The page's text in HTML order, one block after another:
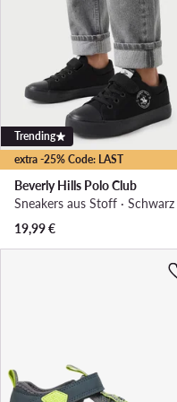
extra -25% Code: LAST
Trending
Beverly Hills Polo Club
Sneakers aus Stoff · Schwarz
19,99€